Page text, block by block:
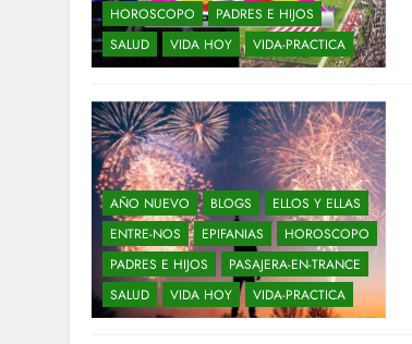
HOROSCOPO
PADRES E HIJOS
SALUD
VIDA HOY VIDA-PRACTICA
AÑO NUEVO BLOGS
ELLOS Y ELLAS
ENTRE-NOS
EPIFANIAS
HOROSCOPO
PADRES E HIJOS
PASAJERA-EN-TRANCE
SALUD
VIDA HOY VIDA-PRACTICA